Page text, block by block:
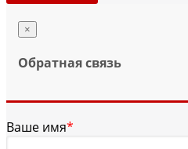
×
Обратная связь
Ваше имя*